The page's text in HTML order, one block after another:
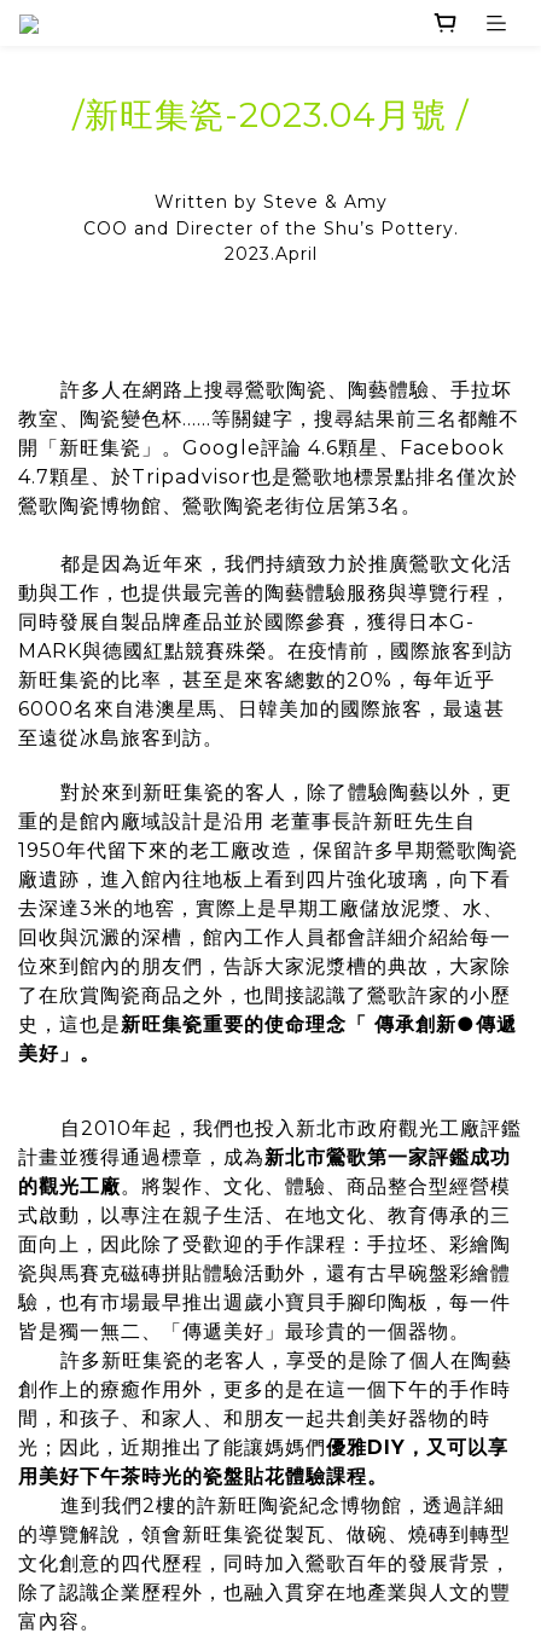
/新旺集瓷-2023.04月號 /
Written by Steve & Amy
COO and Directer of the Shu’s Pottery.
2023.April
許多人在網路上搜尋鶯歌陶瓷、陶藝體驗、手拉坏
教室、陶瓷變色杯……等關鍵字，搜尋結果前三名都離不
開「新旺集瓷」。Google評論 4.6顆星、Facebook
4.7顆星、於Tripadvisor也是鶯歌地標景點排名僅次於
鶯歌陶瓷博物館、鶯歌陶瓷老街位居第3名。
都是因為近年來，我們持續致力於推廣鶯歌文化活
動與工作，也提供最完善的陶藝體驗服務與導覽行程，
同時發展自製品牌產品並於國際參賽，獲得日本G-
MARK與德國紅點競賽殊榮。在疫情前，國際旅客到訪
新旺集瓷的比率，甚至是來客總數的20%，每年近乎
6000名來自港澳星馬、日韓美加的國際旅客，最遠甚
至遠從冰島旅客到訪。
對於來到新旺集瓷的客人，除了體驗陶藝以外，更
重的是館內廠域設計是沿用 老董事長許新旺先生自
1950年代留下來的老工廠改造，保留許多早期鶯歌陶瓷
廠遺跡，進入館內往地板上看到四片強化玻璃，向下看
去深達3米的地窖，實際上是早期工廠儲放泥漿、水、
回收與沉澱的深槽，館內工作人員都會詳細介紹給每一
位來到館內的朋友們，告訴大家泥漿槽的典故，大家除
了在欣賞陶瓷商品之外，也間接認識了鶯歌許家的小歷
史，這也是新旺集瓷重要的使命理念「 傳承創新●傳遞
美好」。
自2010年起，我們也投入新北市政府觀光工廠評鑑
計畫並獲得通過標章，成為新北市鶯歌第一家評鑑成功
的觀光工廠。將製作、文化、體驗、商品整合型經營模
式啟動，以專注在親子生活、在地文化、教育傳承的三
面向上，因此除了受歡迎的手作課程：手拉坯、彩繪陶
瓷與馬賽克磁磚拼貼體驗活動外，還有古早碗盤彩繪體
驗，也有市場最早推出週歲小寶貝手腳印陶板，每一件
皆是獨一無二、「傳遞美好」最珍貴的一個器物。
許多新旺集瓷的老客人，享受的是除了個人在陶藝
創作上的療癒作用外，更多的是在這一個下午的手作時
間，和孩子、和家人、和朋友一起共創美好器物的時
光；因此，近期推出了能讓媽媽們優雅DIY，又可以享
用美好下午茶時光的瓷盤貼花體驗課程。
進到我們2樓的許新旺陶瓷紀念博物館，透過詳細
的導覽解說，領會新旺集瓷從製瓦、做碗、燒磚到轉型
文化創意的四代歷程，同時加入鶯歌百年的發展背景，
除了認識企業歷程外，也融入貫穿在地產業與人文的豐
富內容。